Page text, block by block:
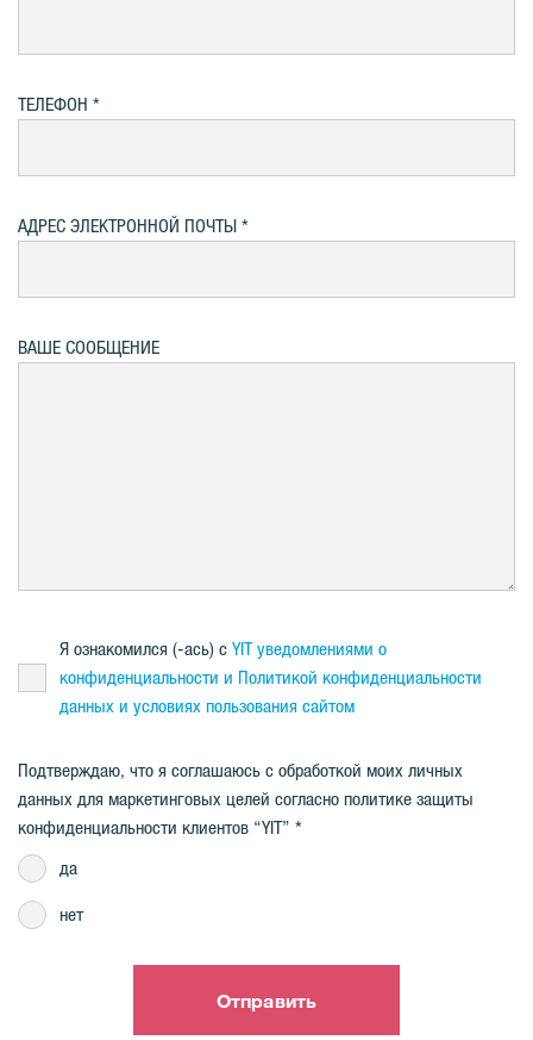
ТЕЛЕФОН
АДРЕС ЭЛЕКТРОННОЙ ПОЧТЫ
ВАШЕ СООБЩЕНИЕ
Я ознакомился (-ась) с YIT уведомлениями о
конфиденциальности и Политикой конфиденциальности
данных и условияx пользования сайтом
Подтверждаю, что я соглашаюсь с обработкой моих личных
данных для маркетинговых целей согласно политике защиты
конфиденциальности клиентов “YIT”
да
нет
Отправить